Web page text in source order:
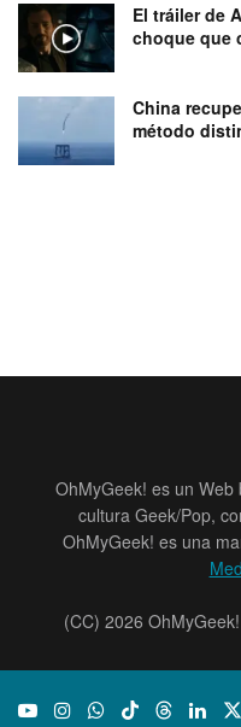
El tráiler de
choque que
China
método
OhMyGeek! es un
cultura Geek/Pop,
OhMyGeek! es una
(CC) 2026